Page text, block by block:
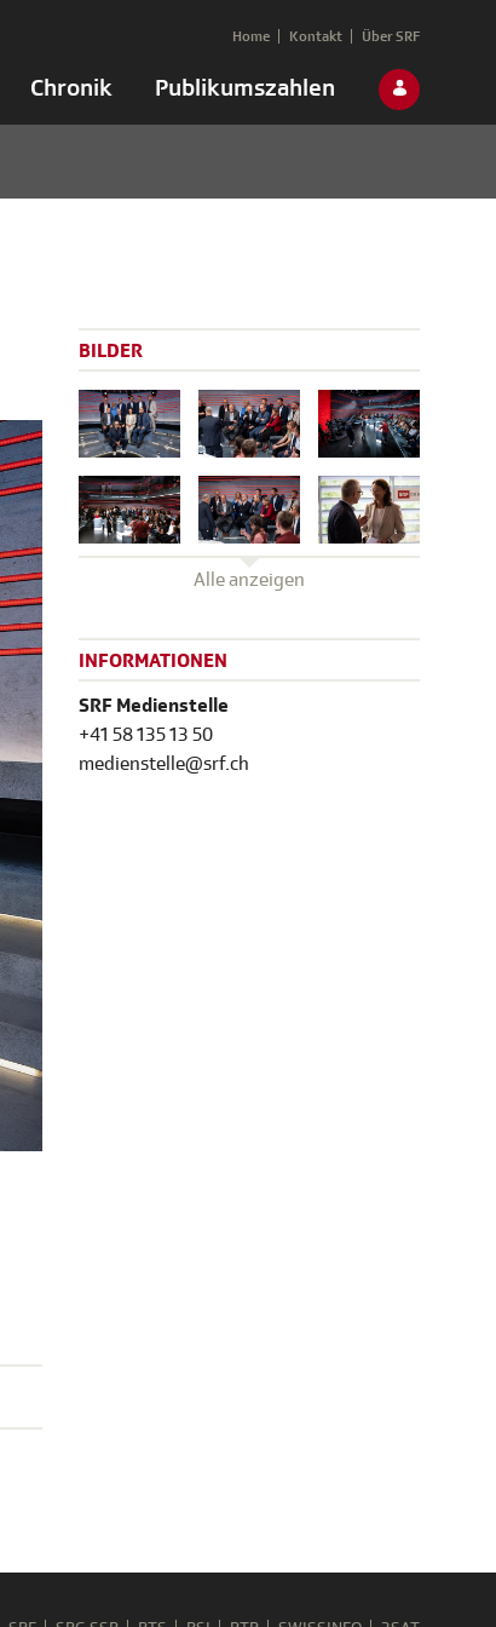
Chronik Publikumszahlen
Home Kontakt Über SRF
BILDER
Alle anzeigen
INFORMATIONEN
SRF Medienstelle
+41 58 135 13 50
medienstelle@srf.ch